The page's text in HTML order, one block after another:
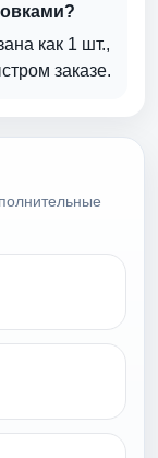
как 1 шт.,
заказе.